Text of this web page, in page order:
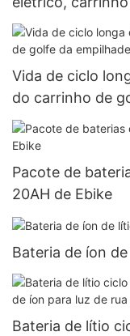
Vida de ciclo
do carrinho de
LiFePO4
Pacote de
20AH de Ebike
Bateria de íon
Bateria de lítio